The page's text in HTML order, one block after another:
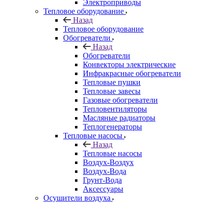
Электроприводы
Тепловое оборудование
Назад
Тепловое оборудование
Обогреватели
Назад
Обогреватели
Конвекторы электрические
Инфракрасные обогреватели
Тепловые пушки
Тепловые завесы
Газовые обогреватели
Тепловентиляторы
Масляные радиаторы
Теплогенераторы
Тепловые насосы
Назад
Тепловые насосы
Воздух-Воздух
Воздух-Вода
Грунт-Вода
Аксессуары
Осушители воздуха